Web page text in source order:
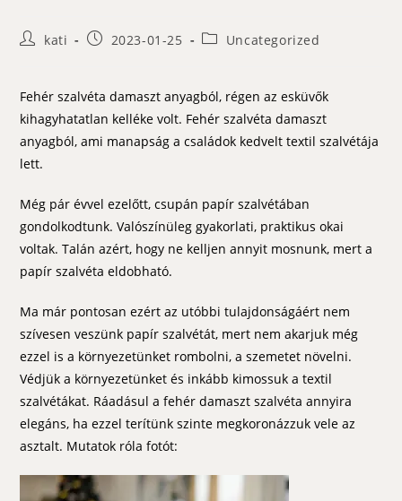
Postkati
Post2023-01-25
PostUncategorized
Fehér szalvéta damaszt anyagból, régen az esküvők
kihagyhatatlan kelléke volt. Fehér szalvéta damaszt
anyagból, ami manapság a családok kedvelt textil szalvétája
lett.
Még pár évvel ezelőtt, csupán papír szalvétában
gondolkodtunk. Valószínüleg gyakorlati, praktikus okai
voltak. Talán azért, hogy ne kelljen annyit mosnunk, mert a
papír szalvéta eldobható.
Ma már pontosan ezért az utóbbi tulajdonságáért nem
szívesen veszünk papír szalvétát, mert nem akarjuk még
ezzel is a környezetünket rombolni, a szemetet növelni.
Védjük a környezetünket és inkább kimossuk a textil
szalvétákat. Ráadásul a fehér damaszt szalvéta annyira
elegáns, ha ezzel terítünk szinte megkoronázzuk vele az
asztalt. Mutatok róla fotót: